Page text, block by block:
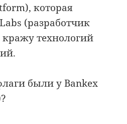
которая
(разработчик
кражу технологий
были у Bankex